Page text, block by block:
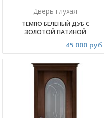
Дверь глухая
ТЕМПО БЕЛЕНЫЙ ДУБ С
ЗОЛОТОЙ ПАТИНОЙ
45 000 руб.